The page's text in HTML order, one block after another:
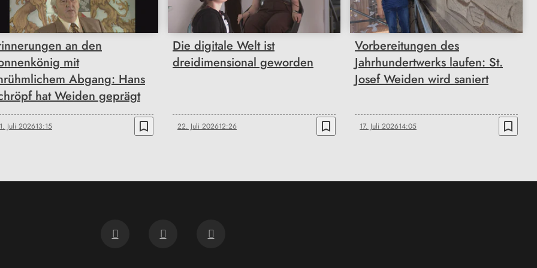
an den
mit
Abgang: Hans
hat Weiden geprägt
Juli 202613:15 bookmark_border
Die digitale Welt ist
dreidimensional geworden
22. Juli 202612:26 bookmark_border
Vorbereitungen des
Jahrhundertwerks laufen: St.
Josef Weiden wird saniert
17. Juli 202614:05 bookmark_border